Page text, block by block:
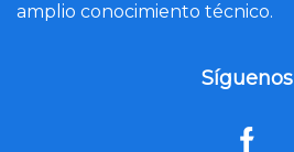
amplio conocimiento técnico.
Síguenos